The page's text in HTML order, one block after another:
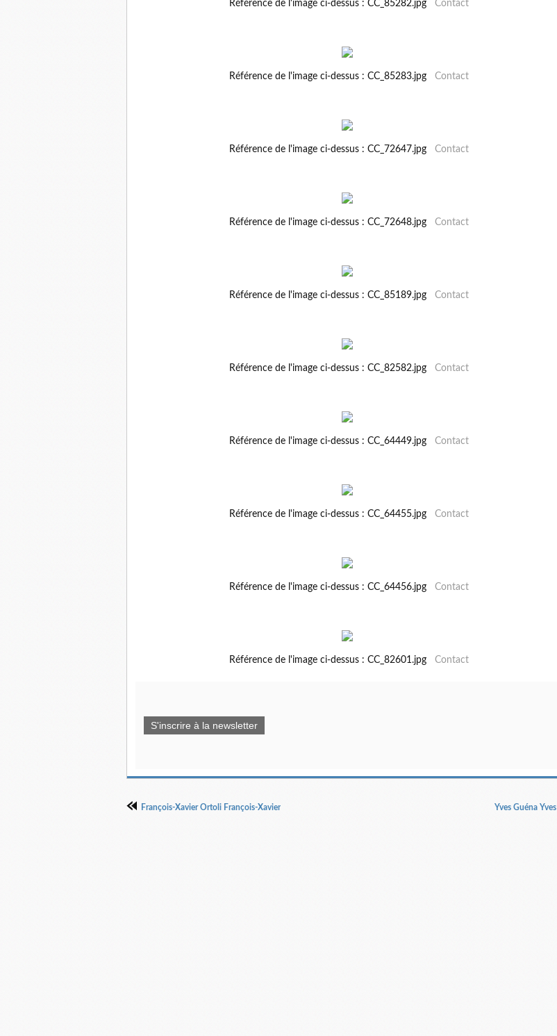
Référence de l'image ci-dessus : CC_85282.jpg Contact
Référence de l'image ci-dessus : CC_85283.jpg Contact
Référence de l'image ci-dessus : CC_72647.jpg Contact
Référence de l'image ci-dessus : CC_72648.jpg Contact
Référence de l'image ci-dessus : CC_85189.jpg Contact
Référence de l'image ci-dessus : CC_82582.jpg Contact
Référence de l'image ci-dessus : CC_64449.jpg Contact
Référence de l'image ci-dessus : CC_64455.jpg Contact
Référence de l'image ci-dessus : CC_64456.jpg Contact
Référence de l'image ci-dessus : CC_82601.jpg Contact
S'inscrire à la newsletter
François-Xavier Ortoli François-Xavier Yves Guéna Yves